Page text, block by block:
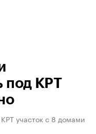
под КРТ
участок с 8 домами